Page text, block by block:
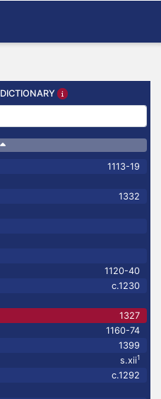
1113-19
1332
1120-40
c.1230
1327
1160-74
1399
s.xii1
c.1292